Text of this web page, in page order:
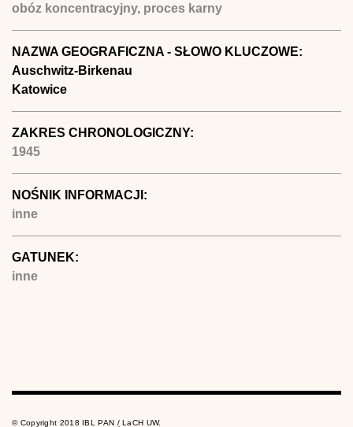
obóz koncentracyjny, proces karny
NAZWA GEOGRAFICZNA - SŁOWO KLUCZOWE:
Auschwitz-Birkenau
Katowice
ZAKRES CHRONOLOGICZNY:
1945
NOŚNIK INFORMACJI:
inne
GATUNEK:
inne
© Copyright 2018 IBL PAN / LaCH UW.